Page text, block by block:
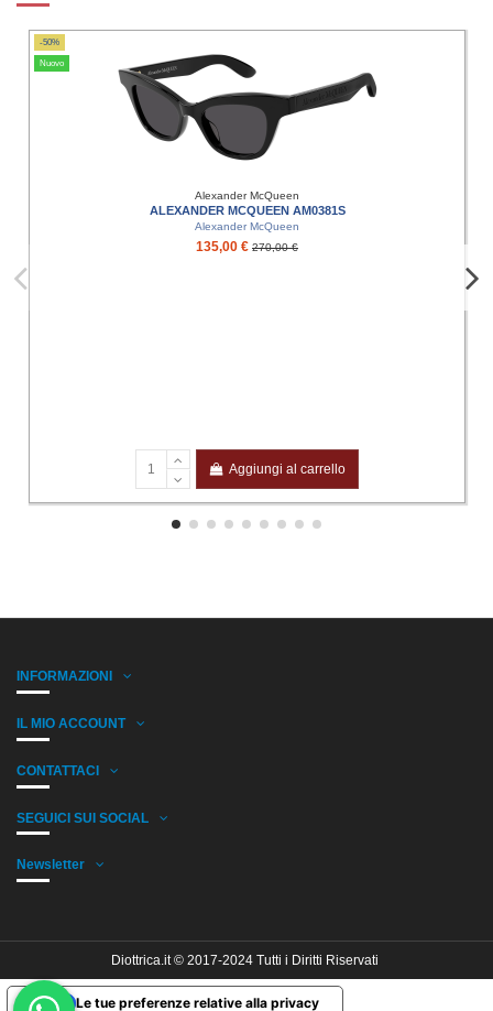
-50%
Nuovo
Alexander McQueen
ALEXANDER MCQUEEN AM0381S
Alexander McQueen
135,00 € 270,00 €
Aggiungi al carrello
INFORMAZIONI
IL MIO ACCOUNT
CONTATTACI
SEGUICI SUI SOCIAL
Newsletter
Diottrica.it © 2017-2024 Tutti i Diritti Riservati
Le tue preferenze relative alla privacy